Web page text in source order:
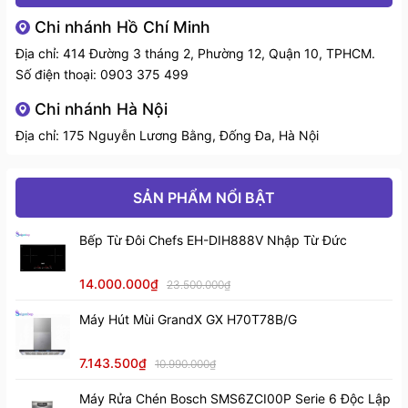
Mua máy hút mùi áp tường Malloca DRIVE F-
152W ở đâu tại Tp.Hồ Chí Minh ?
Máy hút mùi áp tường Malloca DRIVE F-152W
đang có mức chiếc khấu vô cùng ưu đãi tại Sài Gòn
Bếp. Tự tin là đại lí chất lượng, được ủy quyền và hợp
tác trực tiếp với thương hiệu Malloca . Sài Gòn Bếp
Chi nhánh Hồ Chí Minh
Địa chỉ: 414 Đường 3 tháng 2, Phường 12, Quận 10, TPHCM.
Số điện thoại: 0903 375 499
Chi nhánh Hà Nội
Địa chỉ: 175 Nguyễn Lương Bằng, Đống Đa, Hà Nội
SẢN PHẨM NỔI BẬT
Bếp Từ Đôi Chefs EH-DIH888V Nhập Từ Đức
14.000.000₫ 23.500.000₫
Máy Hút Mùi GrandX GX H70T78B/G
7.143.500₫ 10.990.000₫
Máy Rửa Chén Bosch SMS6ZCI00P Serie 6 Độc Lập